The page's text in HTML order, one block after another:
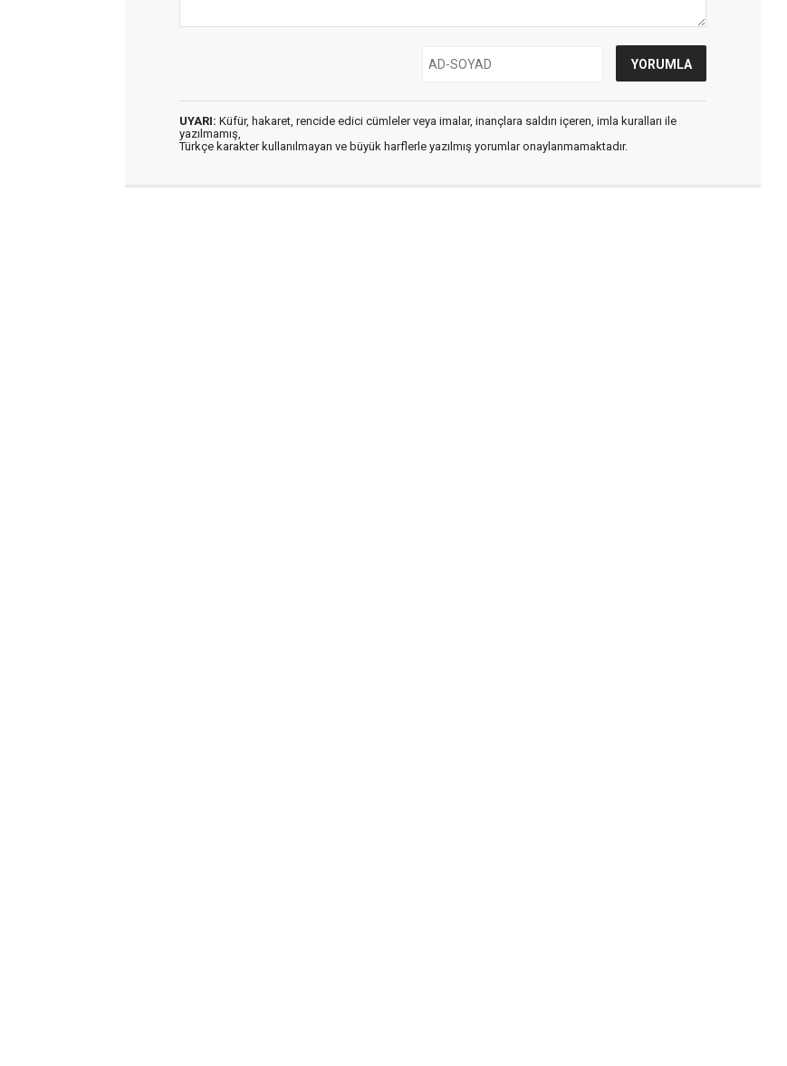
UYARI: Küfür, hakaret, rencide edici cümleler veya imalar, inançlara saldırı içeren, imla kuralları ile
yazılmamış,
Türkçe karakter kullanılmayan ve büyük harflerle yazılmış yorumlar onaylanmamaktadır.